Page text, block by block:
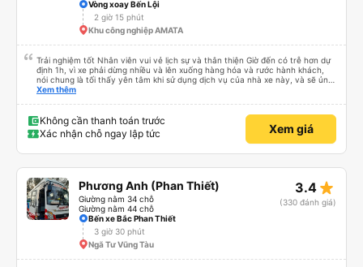
Vòng xoay Bến Lội
2 giờ 15 phút
Khu công nghiệp AMATA
Trải nghiệm tốt Nhân viên vui vẻ lịch sự và thân thiện Giờ đến có trễ hơn dự
định 1h, vì xe phải dừng nhiều và lên xuống hàng hóa và rước hành khách,
nói chung là tối thấy yên tâm khi sử dụng dịch vụ của nhà xe này, và sẽ ủng
hộ và giới thiệu cho người thân sử dụng dịch vụ của nhà xe này
Xem thêm
Không cần thanh toán trước
Xác nhận chỗ ngay lập tức
Xem giá
Phương Anh (Phan Thiết)
Giường nằm 34 chỗ
Giường nằm 44 chỗ
3.4 star_rate
(330 đánh giá)
Bến xe Bắc Phan Thiết
3 giờ 30 phút
Ngã Tư Vũng Tàu